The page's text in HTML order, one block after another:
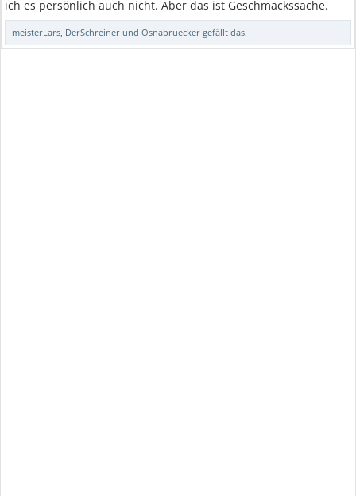
ich es persönlich auch nicht. Aber das ist Geschmackssache.
meisterLars, DerSchreiner und Osnabruecker gefällt das.